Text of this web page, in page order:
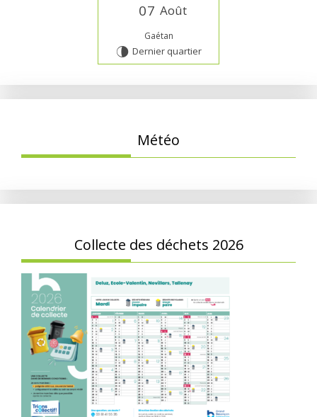
07 Août
Gaétan
U Dernier quartier
Météo
Collecte des déchets 2026